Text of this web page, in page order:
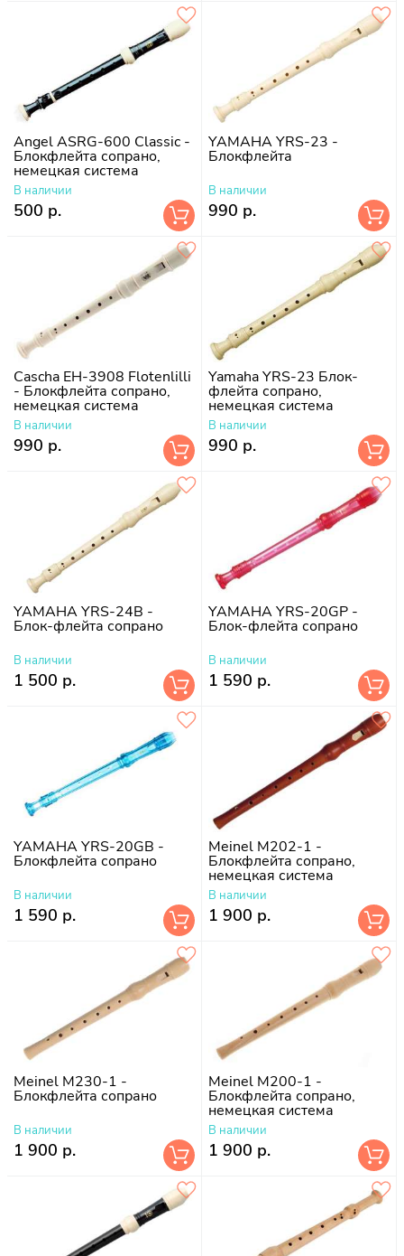
Angel ASRG-600 Classic -
Блокфлейта сопрано,
немецкая система
В наличии
500 р.
YAMAHA YRS-23 -
Блокфлейта
В наличии
990 р.
Cascha EH-3908 Flotenlilli
- Блокфлейта сопрано,
немецкая система
В наличии
990 р.
Yamaha YRS-23 Блок-
флейта сопрано,
немецкая система
В наличии
990 р.
YAMAHA YRS-24B -
Блок-флейта сопрано
В наличии
1 500 р.
YAMAHA YRS-20GP -
Блок-флейта сопрано
В наличии
1 590 р.
YAMAHA YRS-20GB -
Блокфлейта сопрано
В наличии
1 590 р.
Meinel M202-1 -
Блокфлейта сопрано,
немецкая система
В наличии
1 900 р.
Meinel M230-1 -
Блокфлейта сопрано
В наличии
1 900 р.
Meinel M200-1 -
Блокфлейта сопрано,
немецкая система
В наличии
1 900 р.